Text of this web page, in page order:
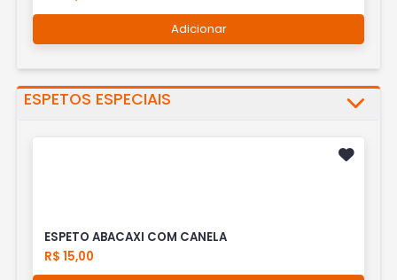
Adicionar
ESPETOS ESPECIAIS
ESPETO ABACAXI COM CANELA
R$ 15,00